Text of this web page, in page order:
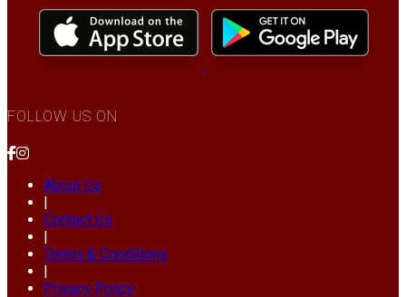
FOLLOW US ON
About Us
|
Contact Us
|
Terms & Conditions
|
Privacy Policy